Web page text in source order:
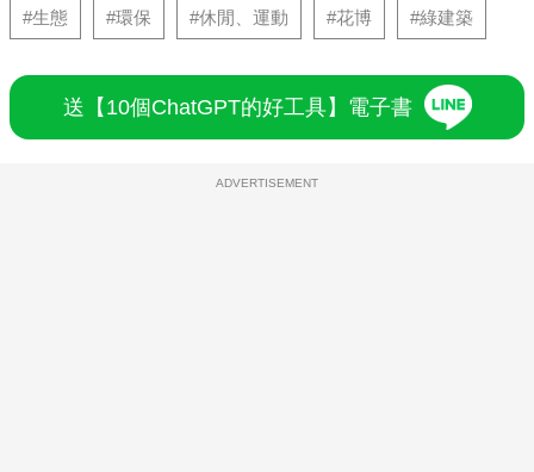
#生態 #環保 #休閒、運動 #花博 #綠建築
送【10個ChatGPT的好工具】電子書
ADVERTISEMENT